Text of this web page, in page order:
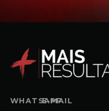
WHATSAPP
E-MAIL